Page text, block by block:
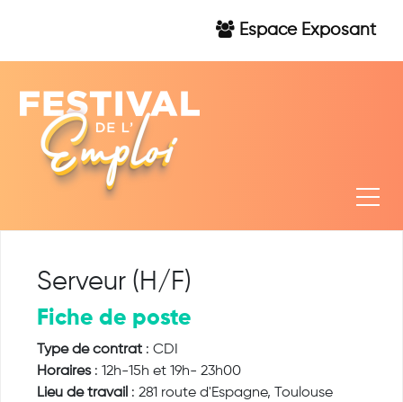
Espace Exposant
Serveur (H/F)
Fiche de poste
Type de contrat : CDI
Horaires: 12h-15h et 19h- 23h00
Lieu de travail : 281 route d'Espagne, Toulouse